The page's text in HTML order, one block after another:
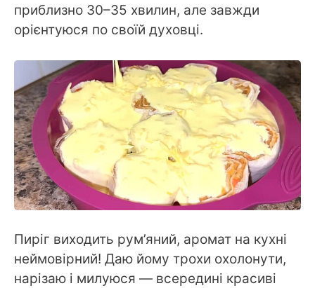
приблизно 30–35 хвилин, але завжди
орієнтуюся по своїй духовці.
Пиріг виходить рум’яний, аромат на кухні
неймовірний! Даю йому трохи охолонути,
нарізаю і милуюся — всередині красиві